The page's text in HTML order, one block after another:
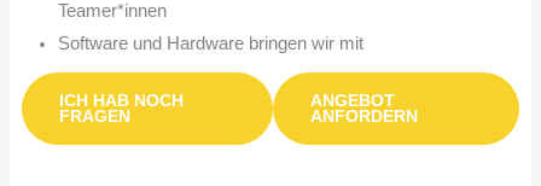
Teamer*innen
Software und Hardware bringen wir mit
ICH HAB NOCH
FRAGEN
ANGEBOT
ANFORDERN